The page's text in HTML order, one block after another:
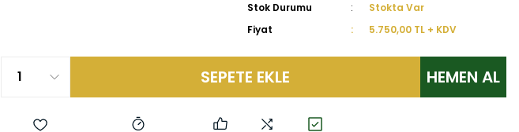
Stok Durumu
Stokta Var
Fiyat
5.750,00 TL + KDV
SEPETE EKLE HEMEN AL